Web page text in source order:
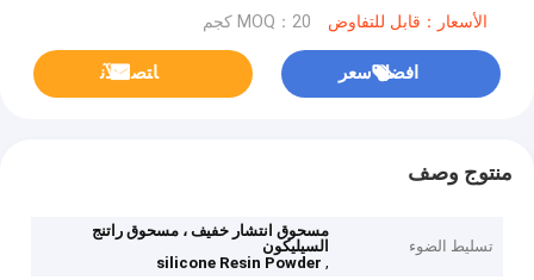
الأسعار：قابل للتفاوض MOQ：20 كجم
افضل سعر ﺎﺘﺼﻟ ﺍﻶﻧ
منتوج وصف
تسليط الضوء
مسحوق انتشار خفيف ، مسحوق راتنج
السيليكون
,
silicone Resin Powder